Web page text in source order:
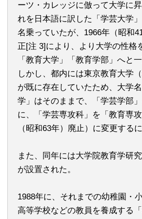
ーツ・カレッジに倣って大学に
れを日本語に訳した「学芸大学
名乗っていたが、1966年（昭和
正[注 3]により、より大学の性格
「教育大学」「教育学部」へと
しかし、都内には東京教育大学
が既に存在していたため、大学
学」はそのままで、「学芸学部」
に、「学芸専攻科」を「教育専
（昭和63年）廃止）に変更する
また、同年には大学院教育学研
が設置された。
1988年に、それまでの幼稚園・
高等学校などの教員を養成する